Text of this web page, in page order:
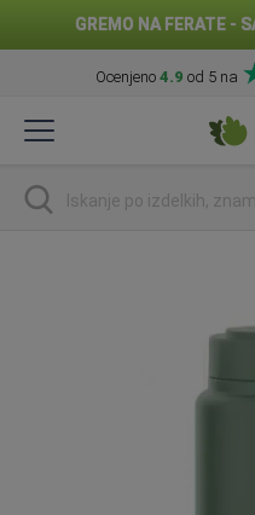
GREMO NA FERATE -
Ocenjeno 4.9 od 5 na
na
Iskanje